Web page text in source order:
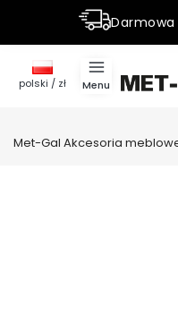
Darmowa
Rabaty do
Menu
polski / zł
Met-Gal Akcesoria